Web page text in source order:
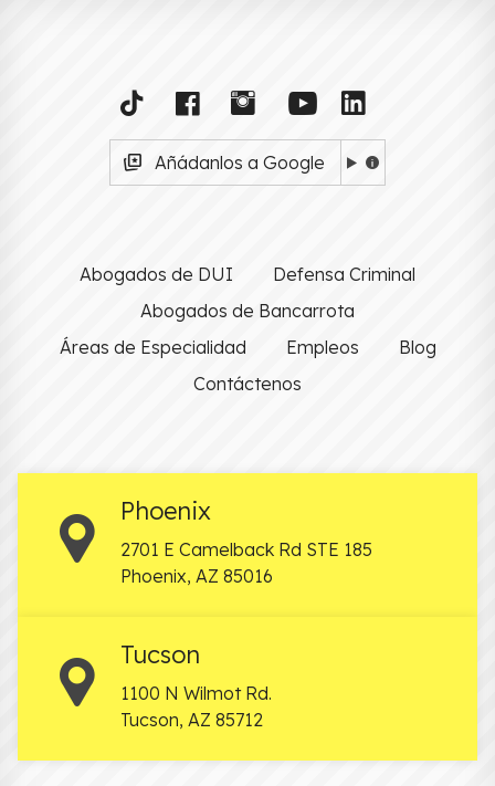
Añádanlos a Google
Abogados de DUI
Defensa Criminal
Abogados de Bancarrota
Áreas de Especialidad
Empleos
Blog
Contáctenos
Phoenix
2701 E Camelback Rd STE 185
Phoenix, AZ 85016
Tucson
1100 N Wilmot Rd.
Tucson, AZ 85712